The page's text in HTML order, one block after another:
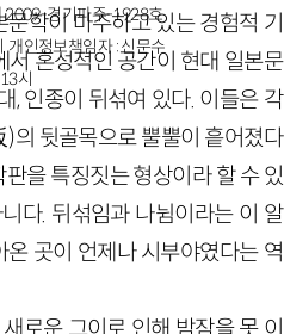
학이 마주하고 있는 경험적 기
혼성적인 공간이 현대 일본문
, 인종이 뒤섞여 있다. 이들은 각
의 뒷골목으로 뿔뿔이 흩어졌다
을 특징짓는 형상이라 할 수 있
다. 뒤섞임과 나뉨이라는 이 알
곳이 언제나 시부야였다는 역
2009-경기파주-1928호
ㅣ개인정보책임자 : 신문수
시